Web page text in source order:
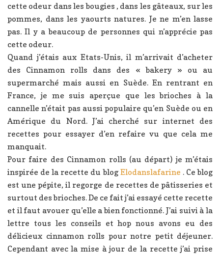
Kanelbullar
!
(recette
cette odeur dans les bougies , dans les gâteaux, sur les
pommes, dans les yaourts natures. Je ne m’en lasse
pas. Il y a beaucoup de personnes qui n’apprécie pas
cette odeur.
Quand j’étais aux Etats-Unis, il m’arrivait d’acheter
des Cinnamon rolls dans des « bakery » ou au
supermarché mais aussi en Suède. En rentrant en
France, je me suis aperçue que les brioches à la
cannelle n’était pas aussi populaire qu’en Suède ou en
Amérique du Nord. J’ai cherché sur internet des
recettes pour essayer d’en refaire vu que cela me
manquait.
Pour faire des Cinnamon rolls (au départ) je m’étais
inspirée de la recette du blogElodanslafarine . Ce blog
est une pépite, il regorge de recettes de pâtisseries et
surtout des brioches. De ce fait j’ai essayé cette recette
et il faut avouer qu’elle a bien fonctionné. J’ai suivi à la
lettre tous les conseils et hop nous avons eu des
délicieux cinnamon rolls pour notre petit déjeuner.
Cependant avec la mise à jour de la recette j’ai prise